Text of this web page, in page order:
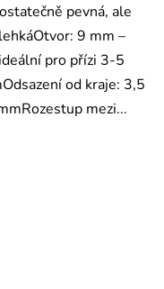
pevná, ale
lehkáOtvor: 9 mm –
ideální pro přízi 3-5
od kraje: 3,5
mezi...